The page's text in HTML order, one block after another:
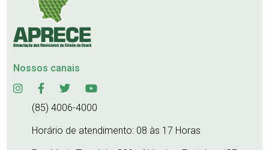
Nossos canais
(85) 4006-4000
Horário de atendimento: 08 às 17 Horas